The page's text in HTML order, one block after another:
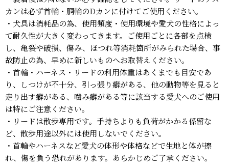
カンは必ず首輪・胴輪のDカンに付けてご使用ください。
・犬具は消耗品の為、使用頻度・使用環境や愛犬の性格によっ
て耐久性が大きく変わってきます。ご使用ごとに各部を点検
し、亀裂や破損、傷み、ほつれ等消耗箇所がみられた場合、事
故防止の為、早めに新しいものへお取替えください。
・首輪・ハーネス・リードの利用体重はあくまでも目安であ
り、しつけが不十分、引っ張り癖がある、他の動物等を見ると
走り出す癖がある、噛み癖がある等に該当する愛犬へのご使用
は特にご注意ください。
・リードは散歩専用です。手持ちよりも負荷がかかる係留な
ど、散歩用途以外には使用しないでください。
・首輪やハーネスなど愛犬の体形や体格などで生地と体が擦
れ、傷を負う恐れがあります。あらかじめご了承ください。